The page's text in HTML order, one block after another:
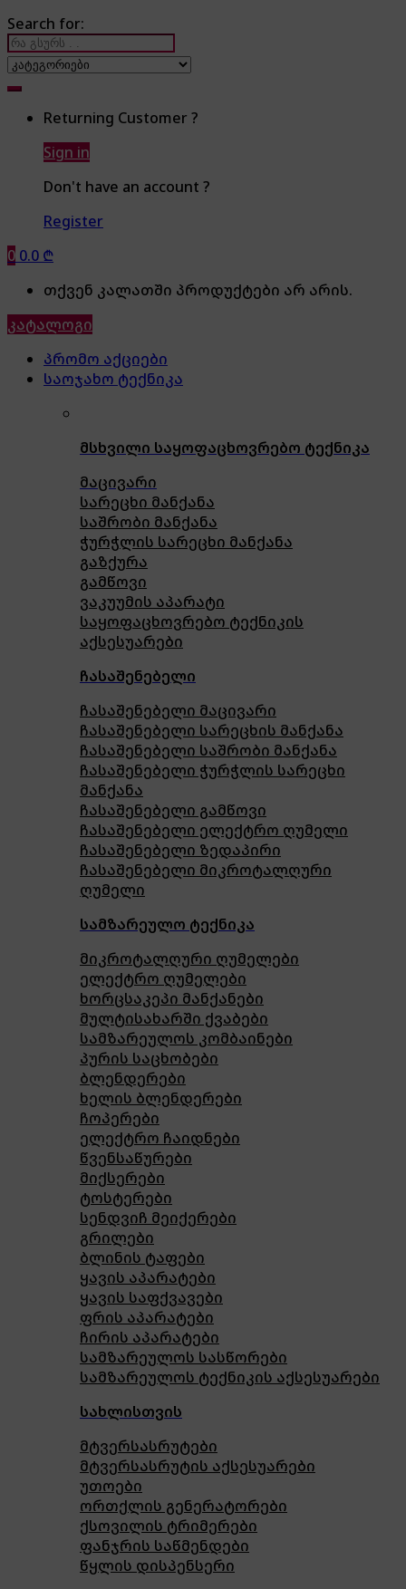
Search for:
Returning Customer ?
Sign in
Don't have an account ?
Register
0 0.0 ₾
თქვენ კალათში პროდუქტები არ არის.
კატალოგი
პრომო აქციები
საოჯახო ტექნიკა
მსხვილი საყოფაცხოვრებო ტექნიკა
მაცივარი
სარეცხი მანქანა
საშრობი მანქანა
ჭურჭლის სარეცხი მანქანა
გაზქურა
გამწოვი
ვაკუუმის აპარატი
საყოფაცხოვრებო ტექნიკის
აქსესუარები
ჩასაშენებელი
ჩასაშენებელი მაცივარი
ჩასაშენებელი სარეცხის მანქანა
ჩასაშენებელი საშრობი მანქანა
ჩასაშენებელი ჭურჭლის სარეცხი
მანქანა
ჩასაშენებელი გამწოვი
ჩასაშენებელი ელექტრო ღუმელი
ჩასაშენებელი ზედაპირი
ჩასაშენებელი მიკროტალღური
ღუმელი
სამზარეულო ტექნიკა
მიკროტალღური ღუმელები
ელექტრო ღუმელები
ხორცსაკეპი მანქანები
მულტისახარში ქვაბები
სამზარეულოს კომბაინები
პურის საცხობები
ბლენდერები
ხელის ბლენდერები
ჩოპერები
ელექტრო ჩაიდნები
წვენსაწურები
მიქსერები
ტოსტერები
სენდვიჩ მეიქერები
გრილები
ბლინის ტაფები
ყავის აპარატები
ყავის საფქვავები
ფრის აპარატები
ჩირის აპარატები
სამზარეულოს სასწორები
სამზარეულოს ტექნიკის აქსესუარები
სახლისთვის
მტვერსასრუტები
მტვერსასრუტის აქსესუარები
უთოები
ორთქლის გენერატორები
ქსოვილის ტრიმერები
ფანჯრის საწმენდები
წყლის დისპენსერი